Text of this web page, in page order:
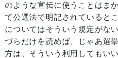
のような宣伝に使うことはま
て公選法で明記されていると
についてはそういう規定がな
づらだけを読めば、じゃあ選
方は、そういう利用してもい